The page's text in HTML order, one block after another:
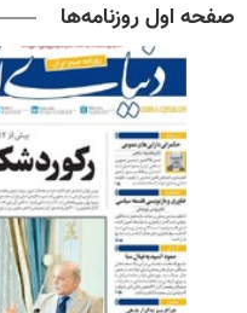
صفحه اول روزنامه‌ها